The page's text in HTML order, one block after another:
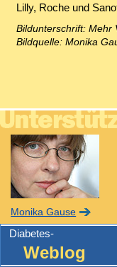
Lilly, Roche und
Bildunterschrift: Mehr
Bildquelle: Monika
Monika Gause
Diabetes-
Weblog